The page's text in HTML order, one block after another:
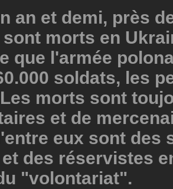
an et demi, près
morts en
que l'armée
soldats, les
morts sont
et de
eux sont des
des réservistes
"volontariat".